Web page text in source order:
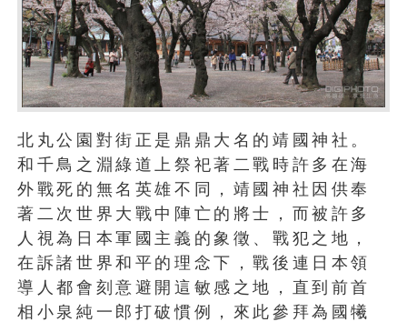
北丸公園對街正是鼎鼎大名的靖國神社。
和千鳥之淵綠道上祭祀著二戰時許多在海
外戰死的無名英雄不同，靖國神社因供奉
著二次世界大戰中陣亡的將士，而被許多
人視為日本軍國主義的象徵、戰犯之地，
在訴諸世界和平的理念下，戰後連日本領
導人都會刻意避開這敏感之地，直到前首
相小泉純一郎打破慣例，來此參拜為國犧